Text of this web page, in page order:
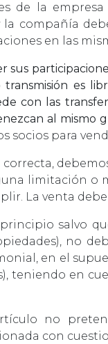
de la
la compañía
en las
sus
es
con las
al mismo
socios para
limitación o
La venta
salvo
no
en el
teniendo en
no
con